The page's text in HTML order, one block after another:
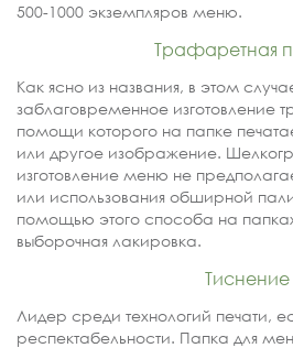
500-1000 экземпляров меню.
Трафаретная
Как ясно из названия, в этом
заблаговременное изготовление
помощи которого на папке
или другое изображение.
изготовление меню не
или использования обширной
помощью этого способа на
выборочная лакировка.
Тиснение
Лидер среди технологий печати,
респектабельности. Папка для